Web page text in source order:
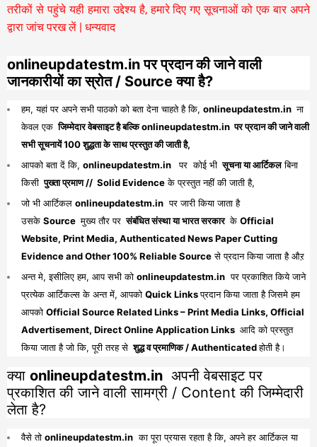
तरीकों से पहुंचे यही हमारा उद्देश्य है, हमारे दिए गए सूचनाओं को एक बार अपने
द्वारा जांच परख लें | धन्यवाद
onlineupdatestm.in पर प्रदान की जाने वाली
जानकारीयों का स्रोत / Source क्या है?
हम, यहां पर अपने सभी पाठको को बता देना चाहते है कि, onlineupdatestm.in ना
केवल एक जिम्मेदार वेबसाइट है बल्कि onlineupdatestm.in पर प्रदान की जाने वाली
सभी सूचनायें 100 शुद्धता के साथ प्रस्तुत की जाती है,
आपको बता दें कि, onlineupdatestm.in पर कोई भी सूचना या आर्टिकलबिना
किसी पुख्ता प्रमाण // Solid Evidenceके प्रस्तुत नहीं की जाती है,
जो भी आर्टिकल onlineupdatestm.in पर जारी किया जाता है
उसके Source मुख्य तौर पर संबंधित संस्था या भारत सरकार के Official
Website, Print Media, Authenticated News Paper Cutting
Evidence and Other 100% Reliable Sourceसे प्रदान किया जाता है औऱ
अन्त मे, इसीलिए हम, आप सभी को onlineupdatestm.in पर प्रकाशित किये जाने
प्रत्येक आर्टिकल्स के अन्त में, आपको Quick Linksप्रदान किया जाता है जिसमे हम
आपको Official Source Related Links – Print Media Links, Official
Advertisement, Direct Online Application Links आदि को प्रस्तुत
किया जाता है जो कि, पूरी तरह से शुद्ध व प्रमाणिक / Authenticatedहोती है।
क्या onlineupdatestm.in अपनी वेबसाइट पर
प्रकाशित की जाने वाली सामग्री / Content की जिम्मेदारी
लेता है?
वैसे तो onlineupdatestm.in का पूरा प्रयास रहता है कि, अपने हर आर्टिकल या